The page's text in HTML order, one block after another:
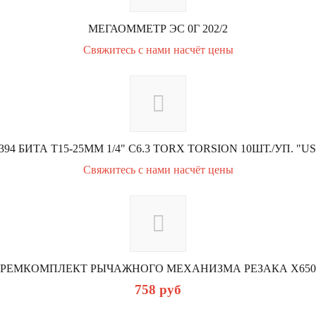
МЕГАОММЕТР ЭС 0Г 202/2
Свяжитесь с нами насчёт цены
БИТА Т15-25ММ 1/4" С6.3 TORX TORSION 10ШТ./УП.
Свяжитесь с нами насчёт цены
РЕМКОМПЛЕКТ РЫЧАЖНОГО МЕХАНИЗМА РЕЗАКА X650
758 руб